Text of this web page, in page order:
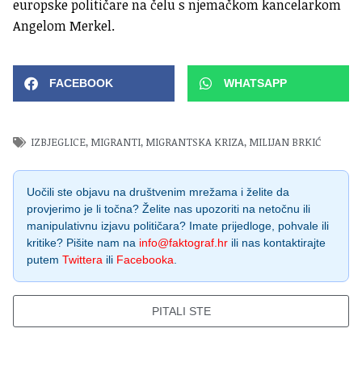
europske političare na čelu s njemačkom kancelarkom
Angelom Merkel.
FACEBOOK WHATSAPP
IZBJEGLICE, MIGRANTI, MIGRANTSKA KRIZA, MILIJAN BRKIĆ
Uočili ste objavu na društvenim mrežama i želite da
provjerimo je li točna? Želite nas upozoriti na netočnu ili
manipulativnu izjavu političara? Imate prijedloge, pohvale ili
kritike? Pišite nam na info@faktograf.hr ili nas kontaktirajte
putem Twittera ili Facebooka
PITALI STE